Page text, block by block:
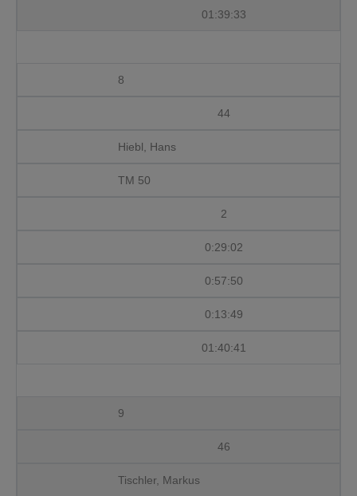
01:39:33
8
44
Hiebl, Hans
TM 50
2
0:29:02
0:57:50
0:13:49
01:40:41
9
46
Tischler, Markus